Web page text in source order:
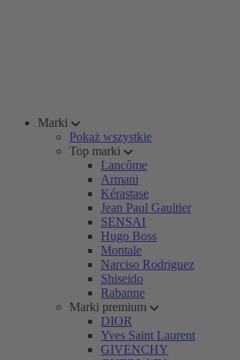
Marki
Pokaż wszystkie
Top marki
Lancôme
Armani
Kérastase
Jean Paul Gaultier
SENSAI
Hugo Boss
Montale
Narciso Rodriguez
Shiseido
Rabanne
Marki premium
DIOR
Yves Saint Laurent
GIVENCHY